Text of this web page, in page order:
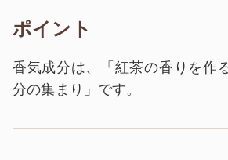
ポイント
香気成分は、「紅茶の香りを作
分の集まり」です。